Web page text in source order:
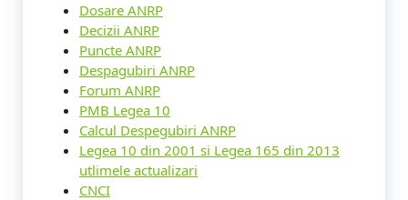
Dosare ANRP
Decizii ANRP
Puncte ANRP
Despagubiri ANRP
Forum ANRP
PMB Legea 10
Calcul Despegubiri ANRP
Legea 10 din 2001 si Legea 165 din 2013
utlimele actualizari
CNCI